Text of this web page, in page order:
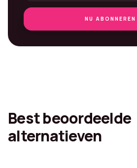
NU ABONNEREN
Best beoordeelde
alternatieven